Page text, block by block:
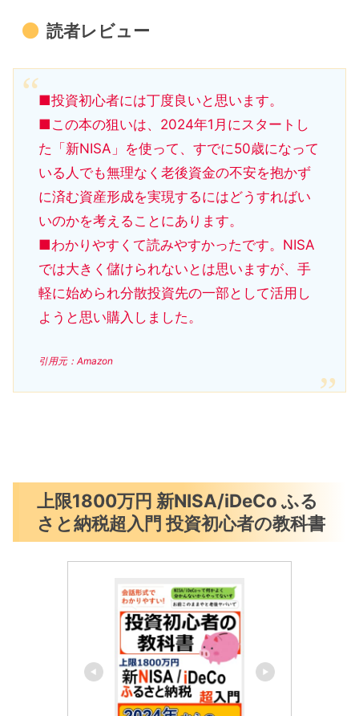
読者レビュー
■投資初心者には丁度良いと思います。
■この本の狙いは、2024年1月にスタートし
た「新NISA」を使って、すでに50歳になって
いる人でも無理なく老後資金の不安を抱かず
に済む資産形成を実現するにはどうすればい
いのかを考えることにあります。
■わかりやすくて読みやすかったです。NISA
では大きく儲けられないとは思いますが、手
軽に始められ分散投資先の一部として活用し
ようと思い購入しました。
引用元：Amazon
上限1800万円 新NISA/iDeCo ふる
さと納税超入門 投資初心者の教科書